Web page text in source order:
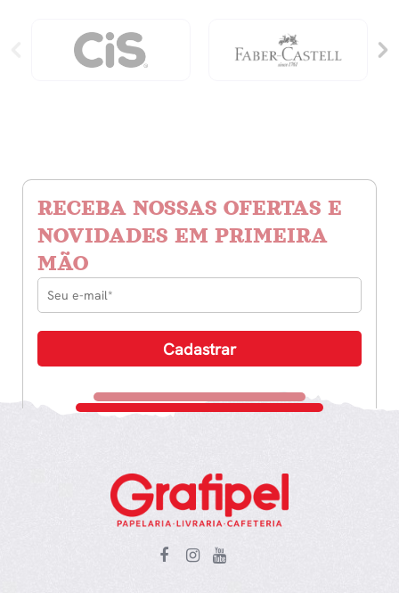
quantidade
RECEBA NOSSAS OFERTAS E
NOVIDADES EM PRIMEIRA
MÃO